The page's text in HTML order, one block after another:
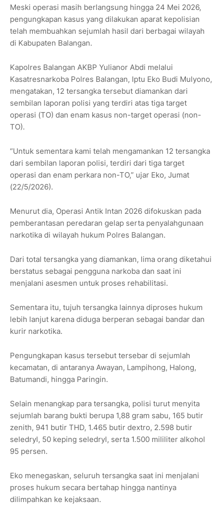
Meski operasi masih berlangsung hingga 24 Mei 2026,
pengungkapan kasus yang dilakukan aparat kepolisian
telah membuahkan sejumlah hasil dari berbagai wilayah
di Kabupaten Balangan.
Kapolres Balangan AKBP Yulianor Abdi melalui
Kasatresnarkoba Polres Balangan, Iptu Eko Budi Mulyono,
mengatakan, 12 tersangka tersebut diamankan dari
sembilan laporan polisi yang terdiri atas tiga target
operasi (TO) dan enam kasus non-target operasi (non-
TO).
“Untuk sementara kami telah mengamankan 12 tersangka
dari sembilan laporan polisi, terdiri dari tiga target
operasi dan enam perkara non-TO,” ujar Eko, Jumat
(22/5/2026).
Menurut dia, Operasi Antik Intan 2026 difokuskan pada
pemberantasan peredaran gelap serta penyalahgunaan
narkotika di wilayah hukum Polres Balangan.
Dari total tersangka yang diamankan, lima orang diketahui
berstatus sebagai pengguna narkoba dan saat ini
menjalani asesmen untuk proses rehabilitasi.
Sementara itu, tujuh tersangka lainnya diproses hukum
lebih lanjut karena diduga berperan sebagai bandar dan
kurir narkotika.
Pengungkapan kasus tersebut tersebar di sejumlah
kecamatan, di antaranya Awayan, Lampihong, Halong,
Batumandi, hingga Paringin.
Selain menangkap para tersangka, polisi turut menyita
sejumlah barang bukti berupa 1,88 gram sabu, 165 butir
zenith, 941 butir THD, 1.465 butir dextro, 2.598 butir
seledryl, 50 keping seledryl, serta 1.500 mililiter alkohol
95 persen.
Eko menegaskan, seluruh tersangka saat ini menjalani
proses hukum secara bertahap hingga nantinya
dilimpahkan ke kejaksaan.